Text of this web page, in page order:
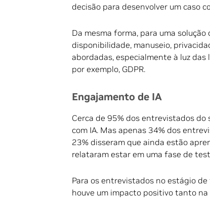
decisão para desenvolver um caso
Da mesma forma, para uma
disponibilidade, manuseio,
abordadas, especialmente à luz
por exemplo, GDPR.
Engajamento de IA
Cerca de 95% dos entrevistados
com IA. Mas apenas 34% dos
23% disseram que ainda estão
relataram estar em uma fase de
Para os entrevistados no estágio
houve um impacto positivo tanto